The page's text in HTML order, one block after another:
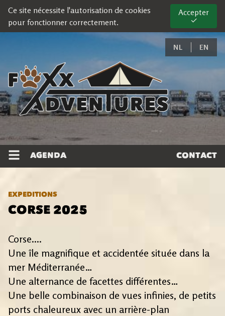
Ce site nécessite l'autorisation de cookies
pour fonctionner correctement.
Accepter
✓
NL EN
AGENDA CONTACT
EXPEDITIONS
CORSE 2025
Corse....
Une île magnifique et accidentée située dans la
mer Méditerranée…
Une alternance de facettes différentes…
Une belle combinaison de vues infinies, de petits
ports chaleureux avec un arrière-plan